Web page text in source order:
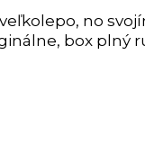
no
box plný